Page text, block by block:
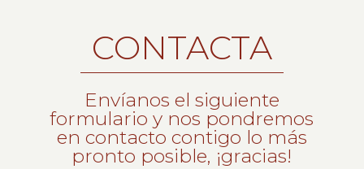
CONTACTA
Envíanos el siguiente
formulario y nos pondremos
en contacto contigo lo más
pronto posible, ¡gracias!